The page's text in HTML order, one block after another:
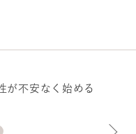
が不安なく始める